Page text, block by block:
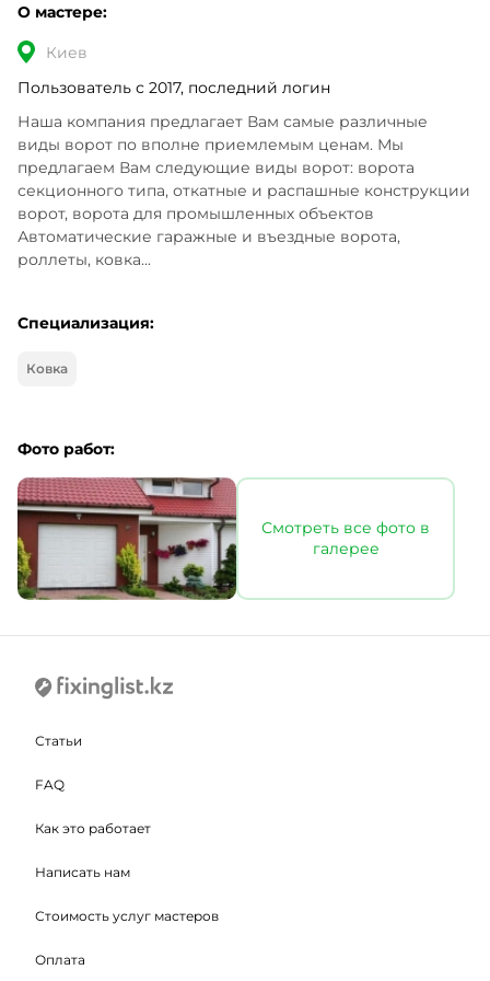
О мастере:
Киев
Пользователь с 2017, последний логин
Наша компания предлагает Вам самые различные
виды ворот по вполне приемлемым ценам. Мы
предлагаем Вам следующие виды ворот: ворота
секционного типа, откатные и распашные конструкции
ворот, ворота для промышленных объектов
Автоматические гаражные и въездные ворота,
роллеты, ковка...
Специализация:
Ковка
Фото работ:
Смотреть все фото в
галерее
Статьи
FAQ
Как это работает
Написать нам
Стоимость услуг мастеров
Оплата